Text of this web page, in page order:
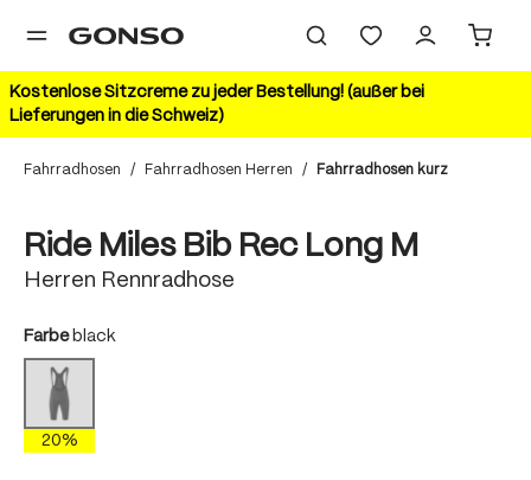
springen
Kostenlose Sitzcreme zu jeder Bestellung! (außer bei
Lieferungen in die Schweiz)
Fahrradhosen / Fahrradhosen Herren / Fahrradhosen kurz
Ride Miles Bib Rec Long M
Herren Rennradhose
Farbeauswählen
black
black
(Diese Option ist zurzeit nicht verfügbar.)
20%